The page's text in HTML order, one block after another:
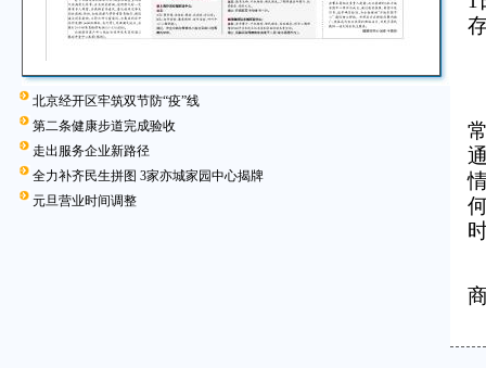
北京经开区牢筑双节防“疫”线
第二条健康步道完成验收
走出服务企业新路径
全力补齐民生拼图 3家亦城家园中心揭牌
元旦营业时间调整